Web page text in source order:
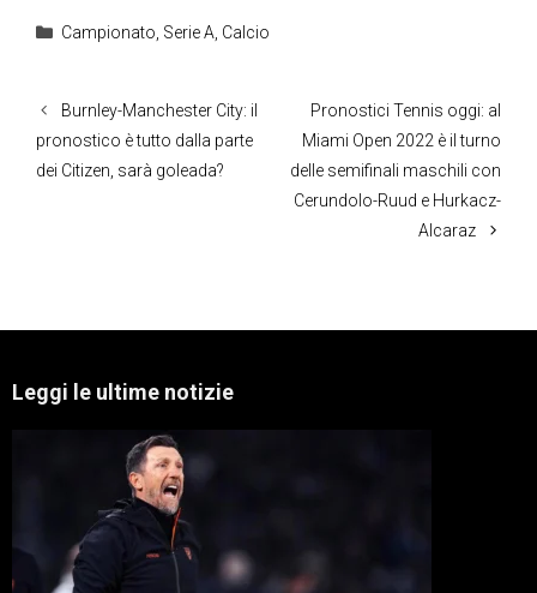
Categorie
Campionato, Serie A, Calcio
Burnley-Manchester City: il
pronostico è tutto dalla parte
dei Citizen, sarà goleada?
Pronostici Tennis oggi: al
Miami Open 2022 è il turno
delle semifinali maschili con
Cerundolo-Ruud e Hurkacz-
Alcaraz
Leggi le ultime notizie